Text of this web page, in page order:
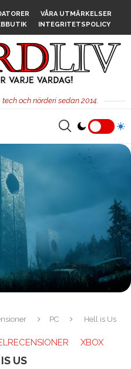
VÅRA UTMÄRKELSER
INTEGRITETSPOLICY
och nörderi sedan 2014.
PC Hell is Us
XBOX
US